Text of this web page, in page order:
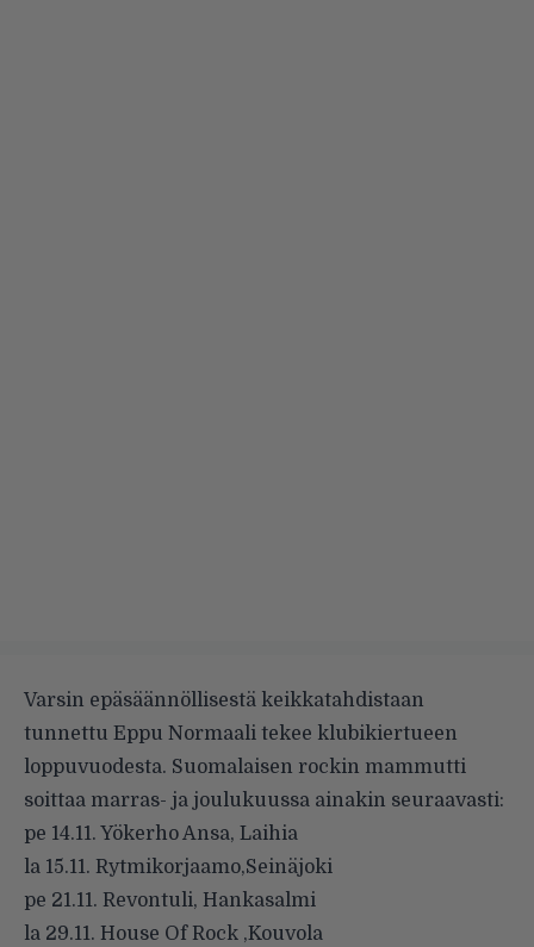
Varsin epäsäännöllisestä keikkatahdistaan
tunnettu Eppu Normaali tekee klubikiertueen
loppuvuodesta. Suomalaisen rockin mammutti
soittaa marras- ja joulukuussa ainakin seuraavasti:
pe 14.11. Yökerho Ansa, Laihia
la 15.11. Rytmikorjaamo,Seinäjoki
pe 21.11. Revontuli, Hankasalmi
la 29.11. House Of Rock ,Kouvola